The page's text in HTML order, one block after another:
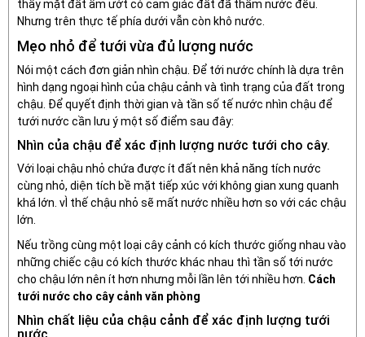
thấy mặt đất ẩm ướt có cảm giác đất đã thấm nước đều.
Nhưng trên thực tế phía dưới vẫn còn khô nước.
Mẹo nhỏ để tưới vừa đủ lượng nước
Nói một cách đơn giản nhìn chậu. Để tới nước chính là dựa trên
hình dạng ngoại hình của chậu cảnh và tình trạng của đất trong
chậu. Để quyết định thời gian và tần số tế nước nhìn chậu để
tưới nước cần lưu ý một số điểm sau đây:
Nhìn của chậu để xác định lượng nước tưới cho cây.
Với loại chậu nhỏ chứa được ít đất nên khả năng tích nước
cùng nhỏ, diện tích bề mặt tiếp xúc với không gian xung quanh
khá lớn. vÌ thế chậu nhỏ sẽ mất nước nhiều hơn so với các chậu
lớn.
Nếu trồng cùng một loại cây cảnh có kích thước giống nhau vào
những chiếc cậu có kích thước khác nhau thì tần số tới nước
cho chậu lớn nên ít hơn nhưng mỗi lần lên tới nhiều hơn. Cách
tưới nước cho cây cảnh văn phòng
Nhìn chất liệu của chậu cảnh để xác định lượng tưới